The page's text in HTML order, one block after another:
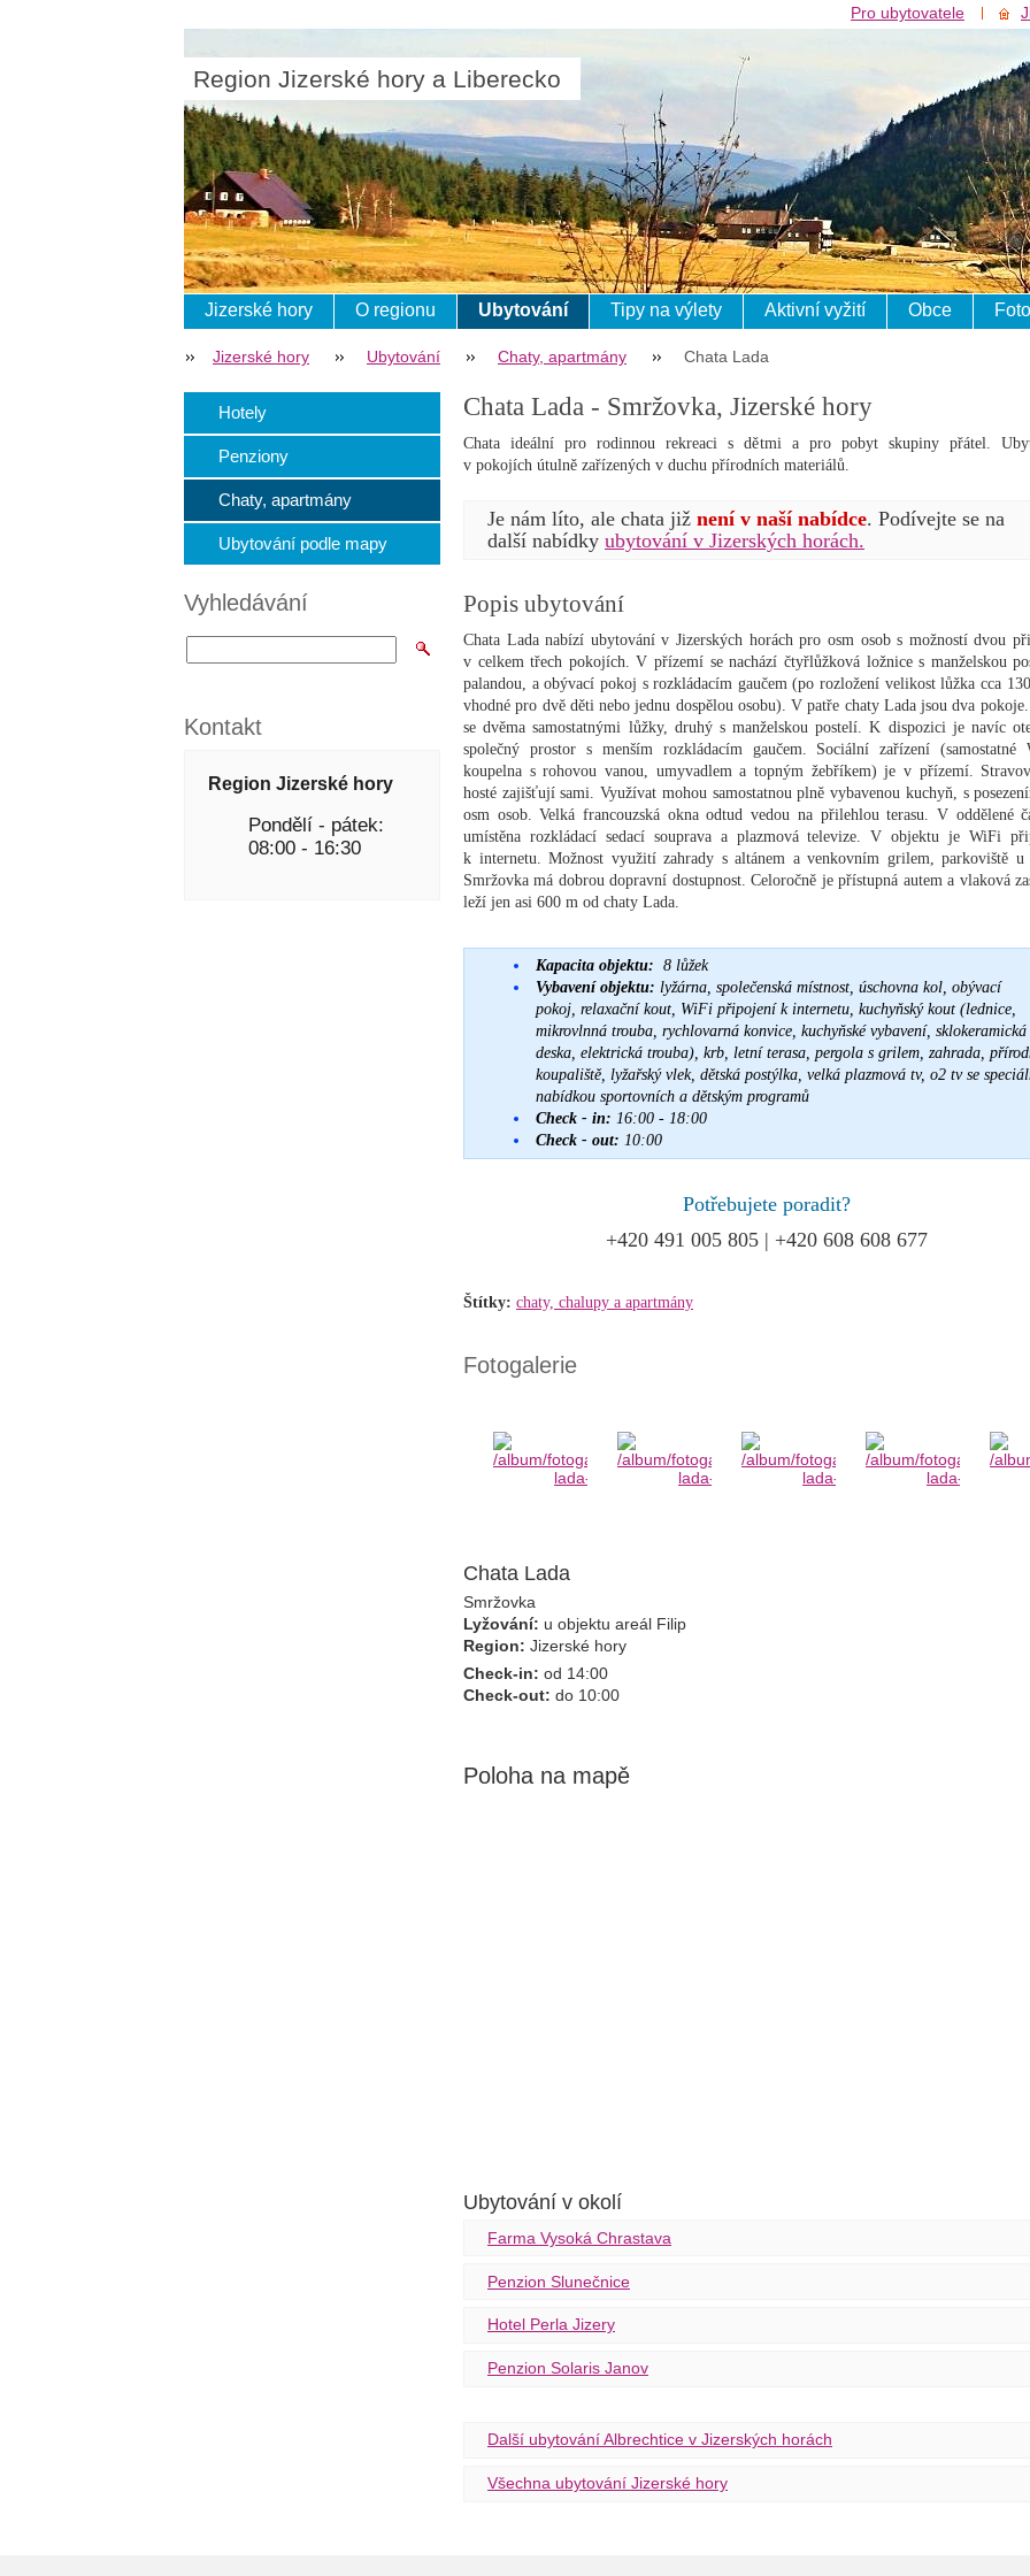
Region Jizerské hory a Liberecko
Pro ubytovatele
Jizerské hory O regionu Ubytování Tipy na výlety Aktivní vyžití Obce
Jizerské hory Ubytování Chaty, apartmány Chata Lada
Chata Lada - Smržovka, Jizerské hory
Chata ideální pro rodinnou rekreaci s dětmi a pro pobyt skupiny přátel.
v pokojích útulně zařízených v duchu přírodních materiálů.
Je nám líto, ale chata již není v naší nabídce. Podívejte se na
další nabídky ubytování v Jizerských horách.
Popis ubytování
Chata Lada nabízí ubytování v Jizerských horách pro osm osob s možností dvou
v celkem třech pokojích. V přízemí se nachází čtyřlůžková ložnice s manželskou
palandou, a obývací pokoj s rozkládacím gaučem (po rozložení velikost lůžka cca
vhodné pro dvě děti nebo jednu dospělou osobu). V patře chaty Lada jsou dva pokoje.
se dvěma samostatnými lůžky, druhý s manželskou postelí. K dispozici je navíc
společný prostor s menším rozkládacím gaučem. Sociální zařízení (samostatné
koupelna s rohovou vanou, umyvadlem a topným žebříkem) je v přízemí.
hosté zajišťují sami. Využívat mohou samostatnou plně vybavenou kuchyň, s
osm osob. Velká francouzská okna odtud vedou na přilehlou terasu. V oddělené
umístěna rozkládací sedací souprava a plazmová televize. V objektu je WiFi
k internetu. Možnost využití zahrady s altánem a venkovním grilem, parkoviště u
Smržovka má dobrou dopravní dostupnost. Celoročně je přístupná autem a vlaková
leží jen asi 600 m od chaty Lada.
Kapacita objektu: 8 lůžek
Vybavení objektu: lyžárna, společenská místnost, úschovna kol, obývací
pokoj, relaxační kout, WiFi připojení k internetu, kuchyňský kout (lednice,
mikrovlnná trouba, rychlovarná konvice, kuchyňské vybavení, sklokeramická
deska, elektrická trouba), krb, letní terasa, pergola s grilem, zahrada,
koupaliště, lyžařský vlek, dětská postýlka, velká plazmová tv, o2 tv se
nabídkou sportovních a dětským programů
Check - in: 16:00 - 18:00
Check - out: 10:00
Potřebujete poradit?
+420 491 005 805 | +420 608 608 677
Štítky: chaty, chalupy a apartmány
Fotogalerie
Chata Lada
Smržovka
Lyžování: u objektu areál Filip
Region: Jizerské hory
Check-in: od 14:00
Check-out: do 10:00
Poloha na mapě
Ubytování v okolí
Farma Vysoká Chrastava
Penzion Slunečnice
Hotel Perla Jizery
Penzion Solaris Janov
Další ubytování Albrechtice v Jizerských horách
Všechna ubytování Jizerské hory
Hotely
Penziony
Chaty, apartmány
Ubytování podle mapy
Vyhledávání
Kontakt
Region Jizerské hory
Pondělí - pátek:
08:00 - 16:30